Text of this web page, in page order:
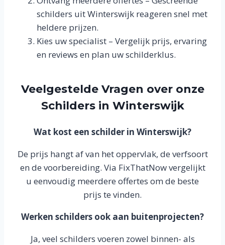
schilders uit Winterswijk reageren snel met
heldere prijzen.
Kies uw specialist – Vergelijk prijs, ervaring
en reviews en plan uw schilderklus.
Veelgestelde Vragen over onze
Schilders in Winterswijk
Wat kost een schilder in Winterswijk?
De prijs hangt af van het oppervlak, de verfsoort
en de voorbereiding. Via FixThatNow vergelijkt
u eenvoudig meerdere offertes om de beste
prijs te vinden.
Werken schilders ook aan buitenprojecten?
Ja, veel schilders voeren zowel binnen- als